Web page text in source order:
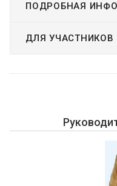
ПОДРОБНАЯ
ДЛЯ УЧАСТНИКОВ